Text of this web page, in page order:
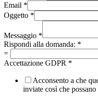
Email *
Oggetto *
Messaggio *
Rispondi alla domanda: *
=
Accettazione GDPR *
Acconsento a che
inviate così che